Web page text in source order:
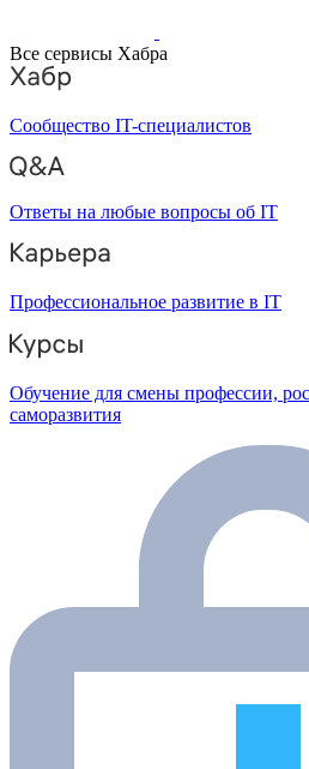
Все сервисы Хабра
Сообщество IT-специалистов
Ответы на любые вопросы об IT
Профессиональное развитие в IT
Обучение для смены профессии,
саморазвития